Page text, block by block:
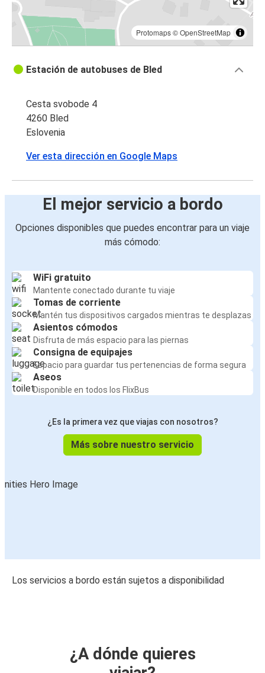
Protomaps©OpenStreetMap
Estación de autobuses de Bled
Cesta svobode 4
4260 Bled
Eslovenia
Ver esta dirección en Google Maps
El mejor servicio a bordo
Opciones disponibles que puedes encontrar para un viaje
más cómodo:
WiFi gratuito
Mantente conectado durante tu viaje
Tomas de corriente
Mantén tus dispositivos cargados mientras te desplazas
Asientos cómodos
Disfruta de más espacio para las piernas
Consigna de equipajes
Espacio para guardar tus pertenencias de forma segura
Aseos
Disponible en todos los FlixBus
¿Es la primera vez que viajas con nosotros?
Más sobre nuestro servicio
Los servicios a bordo están sujetos a disponibilidad
¿A dónde quieres